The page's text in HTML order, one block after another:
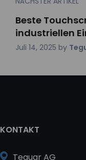
Beste
industriellen
Juli 14, 2025 by
KONTAKT
Teguar AG